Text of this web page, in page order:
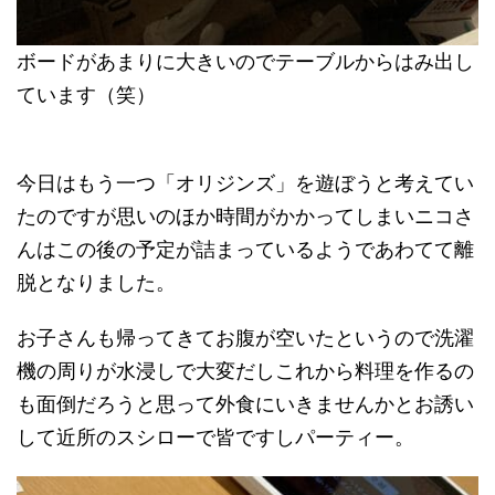
ボードがあまりに大きいのでテーブルからはみ出し
ています（笑）
今日はもう一つ「オリジンズ」を遊ぼうと考えてい
たのですが思いのほか時間がかかってしまいニコさ
んはこの後の予定が詰まっているようであわてて離
脱となりました。
お子さんも帰ってきてお腹が空いたというので洗濯
機の周りが水浸しで大変だしこれから料理を作るの
も面倒だろうと思って外食にいきませんかとお誘い
して近所のスシローで皆ですしパーティー。